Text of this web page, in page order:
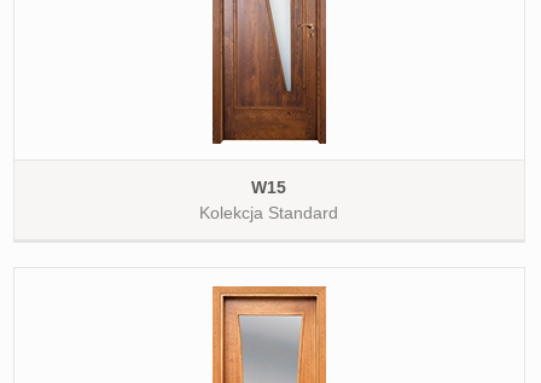
W15
Kolekcja Standard